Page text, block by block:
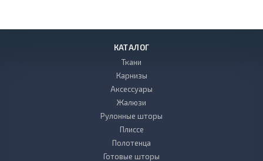
КАТАЛОГ
Ткани
Карнизы
Аксессуары
Жалюзи
Рулонные шторы
Плиссе
Полотенца
Готовые шторы